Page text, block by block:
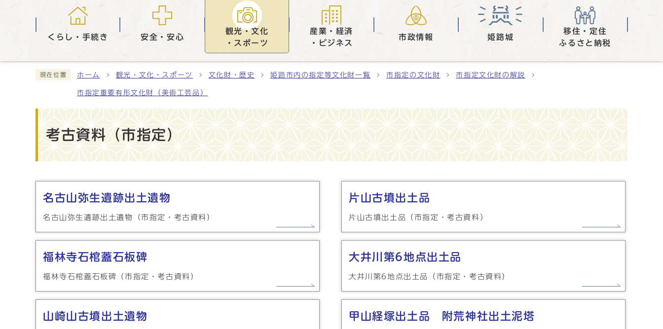
くらし・手続き 安全・安心
観光・文化
・スポーツ
産業・経済
・ビジネス
市政情報 姫路城
移住・定住
ふるさと納税
現在位置 ホーム 観光・文化・スポーツ 文化財・歴史 姫路市内の指定等文化財一覧 市指定の文化財 市指定文化財の解説
市指定重要有形文化財（美術工芸品）
考古資料（市指定）
名古山弥生遺跡出土遺物
名古山弥生遺跡出土遺物（市指定・考古資料）
片山古墳出土品
片山古墳出土品（市指定・考古資料）
福林寺石棺蓋石板碑
福林寺石棺蓋石板碑（市指定・考古資料）
大井川第6地点出土品
大井川第6地点出土品（市指定・考古資料）
山崎山古墳出土遺物 甲山経塚出土品 附荒神社出土泥塔